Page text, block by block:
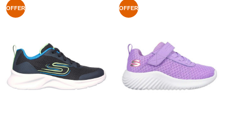
OFFER OFFER